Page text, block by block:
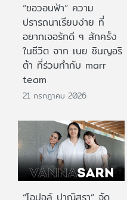
“ขอวอนฟ้า” ความ
ปรารถนาเรียบง่าย ที่
อยากเจอรักดี ๆ สักครั้ง
ในชีวิต จาก เนย ซินญอริ
ต้า ที่ร่วมทำกับ marr
team
21 กรกฎาคม 2026
“โอปอล์ ปาณิสรา” จัด